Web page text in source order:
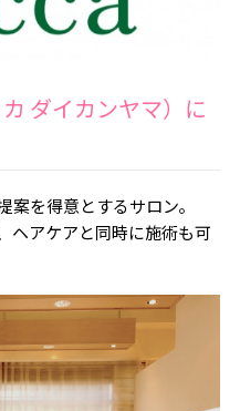
ダイカンヤマ）に
案を得意とするサロン。
ヘアケアと同時に施術も可